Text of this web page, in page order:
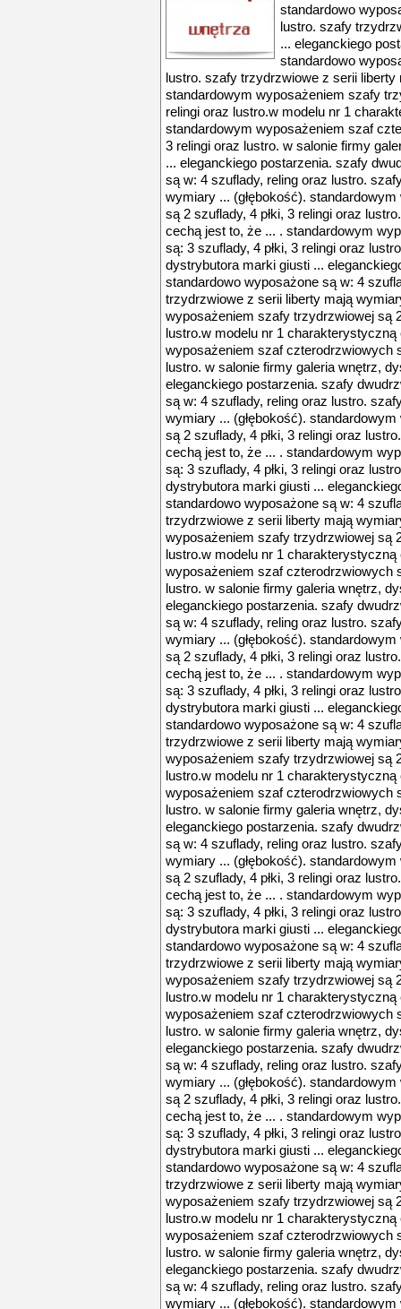
standardowo
lustro. szafy
... eleganckiego
standardowo
lustro. szafy trzydrzwiowe z serii liberty
standardowym wyposażeniem szafy
relingi oraz lustro.w modelu nr 1
standardowym wyposażeniem szaf
3 relingi oraz lustro. w salonie firmy
... eleganckiego postarzenia. szafy
są w: 4 szuflady, reling oraz lustro.
wymiary ... (głębokość).
są 2 szuflady, 4 płki, 3 relingi oraz
cechą jest to, że ... . standardowym
są: 3 szuflady, 4 płki, 3 relingi oraz
dystrybutora marki giusti ...
standardowo wyposażone są w: 4
trzydrzwiowe z serii liberty mają
wyposażeniem szafy trzydrzwiowej są
lustro.w modelu nr 1
wyposażeniem szaf czterodrzwiowych
lustro. w salonie firmy galeria wnętrz,
eleganckiego postarzenia. szafy
są w: 4 szuflady, reling oraz lustro.
wymiary ... (głębokość).
są 2 szuflady, 4 płki, 3 relingi oraz
cechą jest to, że ... . standardowym
są: 3 szuflady, 4 płki, 3 relingi oraz
dystrybutora marki giusti ...
standardowo wyposażone są w: 4
trzydrzwiowe z serii liberty mają
wyposażeniem szafy trzydrzwiowej są
lustro.w modelu nr 1
wyposażeniem szaf czterodrzwiowych
lustro. w salonie firmy galeria wnętrz,
eleganckiego postarzenia. szafy
są w: 4 szuflady, reling oraz lustro.
wymiary ... (głębokość).
są 2 szuflady, 4 płki, 3 relingi oraz
cechą jest to, że ... . standardowym
są: 3 szuflady, 4 płki, 3 relingi oraz
dystrybutora marki giusti ...
standardowo wyposażone są w: 4
trzydrzwiowe z serii liberty mają
wyposażeniem szafy trzydrzwiowej są
lustro.w modelu nr 1
wyposażeniem szaf czterodrzwiowych
lustro. w salonie firmy galeria wnętrz,
eleganckiego postarzenia. szafy
są w: 4 szuflady, reling oraz lustro.
wymiary ... (głębokość).
są 2 szuflady, 4 płki, 3 relingi oraz
cechą jest to, że ... . standardowym
są: 3 szuflady, 4 płki, 3 relingi oraz
dystrybutora marki giusti ...
standardowo wyposażone są w: 4
trzydrzwiowe z serii liberty mają
wyposażeniem szafy trzydrzwiowej są
lustro.w modelu nr 1
wyposażeniem szaf czterodrzwiowych
lustro. w salonie firmy galeria wnętrz,
eleganckiego postarzenia. szafy
są w: 4 szuflady, reling oraz lustro.
wymiary ... (głębokość).
są 2 szuflady, 4 płki, 3 relingi oraz
cechą jest to, że ... . standardowym
są: 3 szuflady, 4 płki, 3 relingi oraz
dystrybutora marki giusti ...
standardowo wyposażone są w: 4
trzydrzwiowe z serii liberty mają
wyposażeniem szafy trzydrzwiowej są
lustro.w modelu nr 1
wyposażeniem szaf czterodrzwiowych
lustro. w salonie firmy galeria wnętrz,
eleganckiego postarzenia. szafy
są w: 4 szuflady, reling oraz lustro.
wymiary ... (głębokość).